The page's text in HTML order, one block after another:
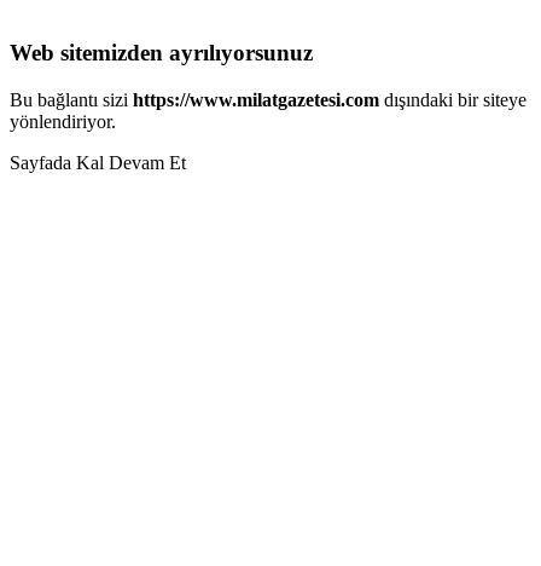
Web sitemizden ayrılıyorsunuz
Bu bağlantı sizi https://www.milatgazetesi.com dışındaki bir siteye
yönlendiriyor.
Sayfada Kal Devam Et